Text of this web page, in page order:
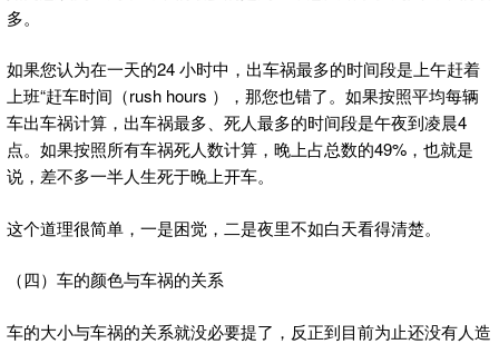
多。
如果您认为在一天的24 小时中，出车祸最多的时间段是上午赶着
上班“赶车时间（rush hours ），那您也错了。如果按照平均每辆
车出车祸计算，出车祸最多、死人最多的时间段是午夜到凌晨4
点。如果按照所有车祸死人数计算，晚上占总数的49%，也就是
说，差不多一半人生死于晚上开车。
这个道理很简单，一是困觉，二是夜里不如白天看得清楚。
（四）车的颜色与车祸的关系
车的大小与车祸的关系就没必要提了，反正到目前为止还没有人造